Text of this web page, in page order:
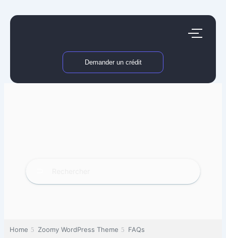
Demander un crédit
Home Zoomy WordPress Theme
FAQs